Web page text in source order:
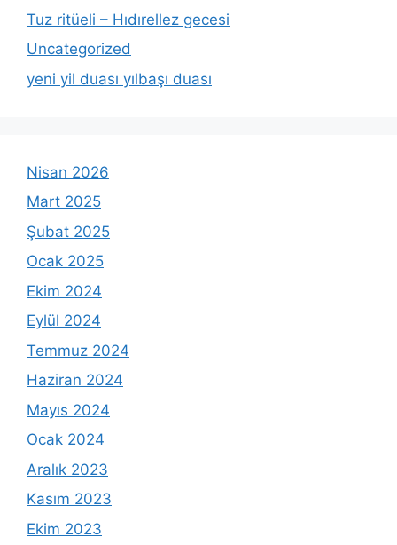
Tuz ritüeli – Hıdırellez gecesi
Uncategorized
yeni yil duası yılbaşı duası
Nisan 2026
Mart 2025
Şubat 2025
Ocak 2025
Ekim 2024
Eylül 2024
Temmuz 2024
Haziran 2024
Mayıs 2024
Ocak 2024
Aralık 2023
Kasım 2023
Ekim 2023